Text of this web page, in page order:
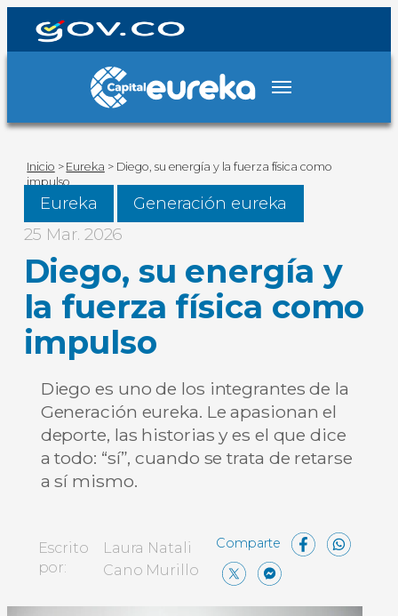
Inicio > Eureka > Diego, su energía y la fuerza física como
impulso
Eureka
Generación eureka
25 Mar. 2026
Diego, su energía y
la fuerza física como
impulso
Diego es uno de los integrantes de la
Generación eureka. Le apasionan el
deporte, las historias y es el que dice
a todo: “sí”, cuando se trata de retarse
a sí mismo.
Escrito
por:
Laura Natali
Cano Murillo
X